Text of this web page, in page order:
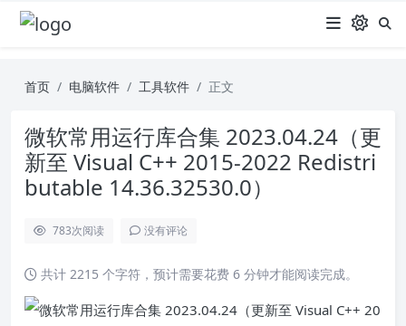
首页 电脑软件 工具软件 正文
微软常用运行库合集 2023.04.24（更
新至 Visual C++ 2015-2022 Redistri
butable 14.36.32530.0）
783次阅读 没有评论
共计 2215 个字符，预计需要花费 6 分钟才能阅读完成。